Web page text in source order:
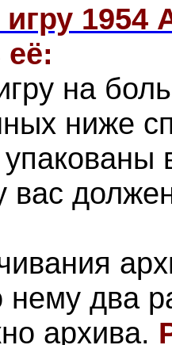
игру 1954
её:
на
ниже
вас
нему два
архива.